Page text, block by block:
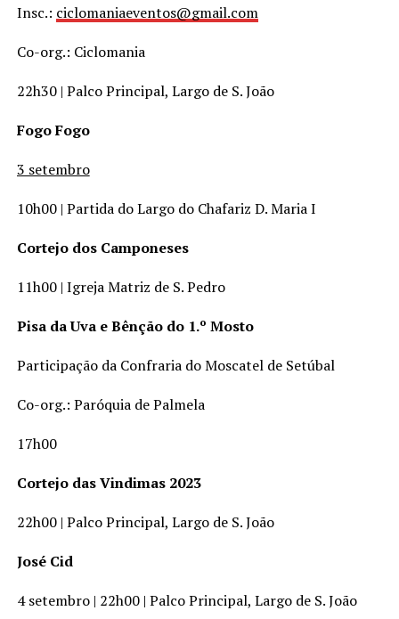
Insc.: ciclomaniaeventos@gmail.com
Co-org.: Ciclomania
22h30 | Palco Principal, Largo de S. João
Fogo Fogo
3 setembro
10h00 | Partida do Largo do Chafariz D. Maria I
Cortejo dos Camponeses
11h00 | Igreja Matriz de S. Pedro
Pisa da Uva e Bênção do 1.º Mosto
Participação da Confraria do Moscatel de Setúbal
Co-org.: Paróquia de Palmela
17h00
Cortejo das Vindimas 2023
22h00 | Palco Principal, Largo de S. João
José Cid
4 setembro | 22h00 | Palco Principal, Largo de S. João